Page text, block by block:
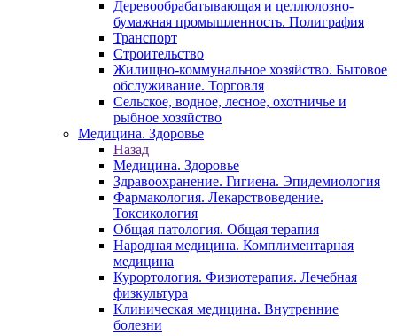
Деревообрабатывающая и целлюлозно-
бумажная промышленность. Полиграфия
Транспорт
Строительство
Жилищно-коммунальное хозяйство. Бытовое
обслуживание. Торговля
Сельское, водное, лесное, охотничье и
рыбное хозяйство
Медицина. Здоровье
Назад
Медицина. Здоровье
Здравоохранение. Гигиена. Эпидемиология
Фармакология. Лекарствоведение.
Токсикология
Общая патология. Общая терапия
Народная медицина. Комплиментарная
медицина
Курортология. Физиотерапия. Лечебная
физкультура
Клиническая медицина. Внутренние
болезни